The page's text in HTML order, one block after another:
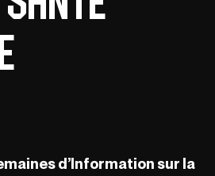
d’Information sur la